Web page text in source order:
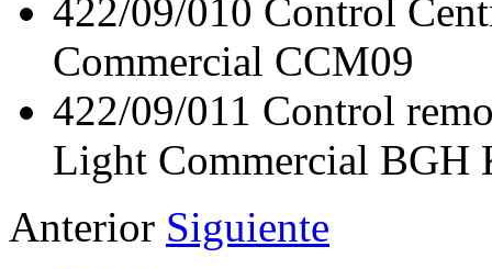
422/09/010 Control
Commercial CCM09
422/09/011 Control
Light Commercial BGH
Anterior Siguiente